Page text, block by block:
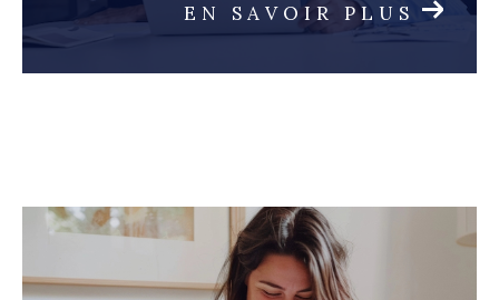
EN SAVOIR PLUS